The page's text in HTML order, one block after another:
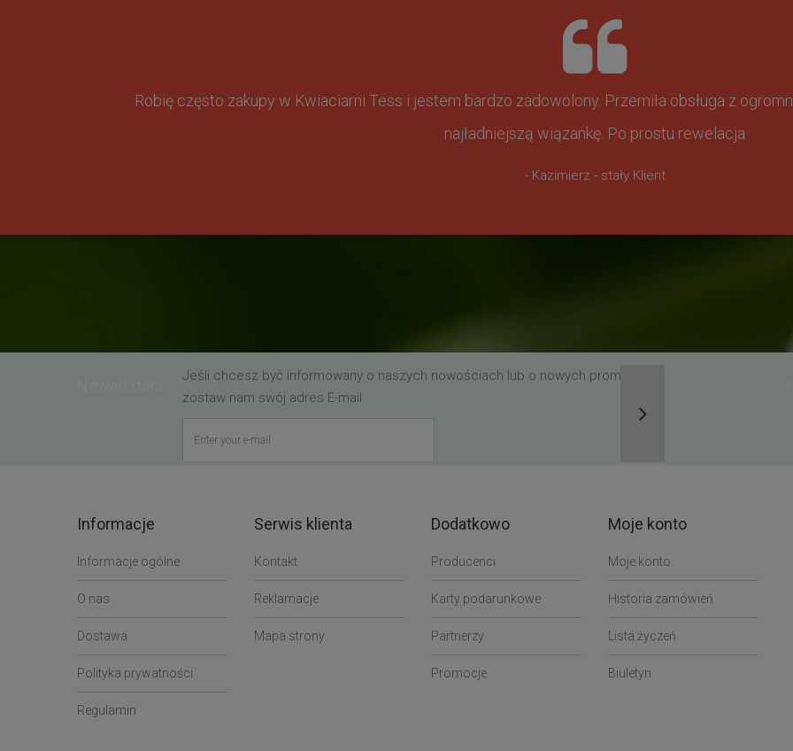
Robię często zakupy w Kwiaciarni Tess i jestem bardzo zadowolony. Przemiła obsługa z
najładniejszą wiązankę. Po prostu rewelacja
- Kazimierz - stały Klient
Jeśli chcesz być informowany o naszych nowościach lub o nowych promocjach,
zostaw nam swój adres E-mail
Informacje
Informacje ogólne
O nas
Dostawa
Polityka prywatności
Regulamin
Serwis klienta
Kontakt
Reklamacje
Mapa strony
Dodatkowo
Producenci
Karty podarunkowe
Partnerzy
Promocje
Moje konto
Moje konto
Historia zamówień
Lista życzeń
Biuletyn